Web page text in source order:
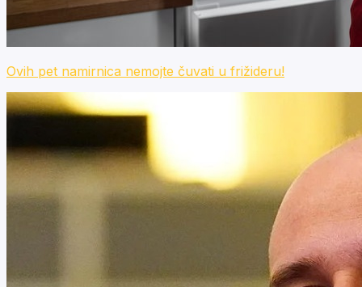
Ovih pet namirnica nemojte čuvati u frižideru!